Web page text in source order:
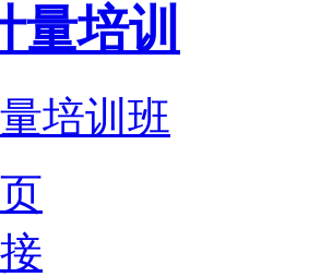
量培训
培训班